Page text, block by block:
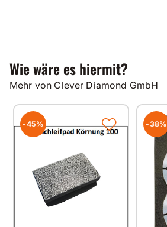
Wie wäre es hiermit?
Mehr von Clever Diamond GmbH
-45% -38%